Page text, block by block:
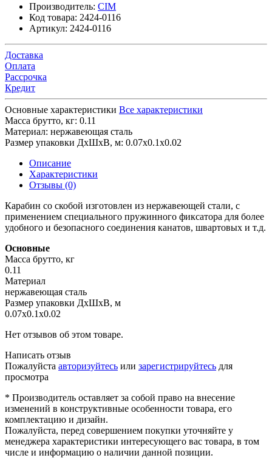
Производитель: CIM
Код товара: 2424-0116
Артикул: 2424-0116
Доставка
Оплата
Рассрочка
Кредит
Основные характеристики Все характеристики
Масса брутто, кг: 0.11
Материал: нержавеющая сталь
Размер упаковки ДхШхВ, м: 0.07x0.1x0.02
Описание
Характеристики
Отзывы (0)
Карабин со скобой изготовлен из нержавеющей стали, с
применением специального пружинного фиксатора для более
удобного и безопасного соединения канатов, швартовых и т.д.
Основные
Масса брутто, кг
0.11
Материал
нержавеющая сталь
Размер упаковки ДхШхВ, м
0.07x0.1x0.02
Нет отзывов об этом товаре.
Написать отзыв
Пожалуйста авторизуйтесь или зарегистрируйтесь для
просмотра
* Производитель оставляет за собой право на внесение
изменений в конструктивные особенности товара, его
комплектацию и дизайн.
Пожалуйста, перед совершением покупки уточняйте у
менеджера характеристики интересующего вас товара, в том
числе и информацию о наличии данной позиции.